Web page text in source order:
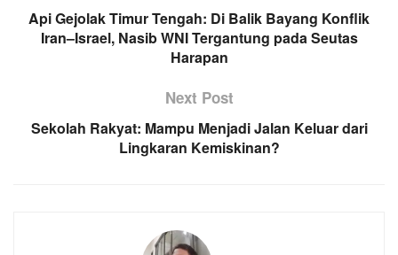
Api Gejolak Timur Tengah: Di Balik Bayang Konflik
Iran–Israel, Nasib WNI Tergantung pada Seutas
Harapan
Next Post
Sekolah Rakyat: Mampu Menjadi Jalan Keluar dari
Lingkaran Kemiskinan?